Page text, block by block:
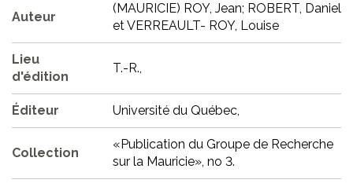
Auteur
(MAURICIE) ROY, Jean; ROBERT, Daniel
et VERREAULT- ROY, Louise
Lieu
d'édition
T.-R.,
Éditeur Université du Québec,
Collection
«Publication du Groupe de Recherche
sur la Mauricie», no 3.